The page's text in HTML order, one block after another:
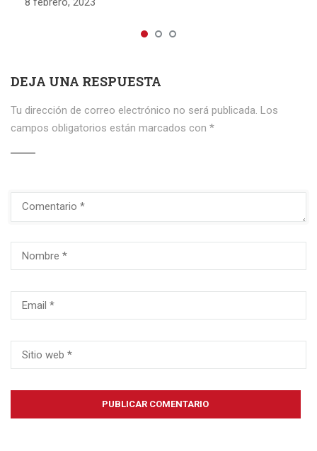
DEJA UNA RESPUESTA
Tu dirección de correo electrónico no será publicada. Los
campos obligatorios están marcados con *